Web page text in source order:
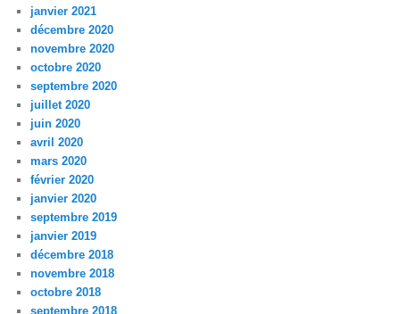
janvier 2021
décembre 2020
novembre 2020
octobre 2020
septembre 2020
juillet 2020
juin 2020
avril 2020
mars 2020
février 2020
janvier 2020
septembre 2019
janvier 2019
décembre 2018
novembre 2018
octobre 2018
septembre 2018